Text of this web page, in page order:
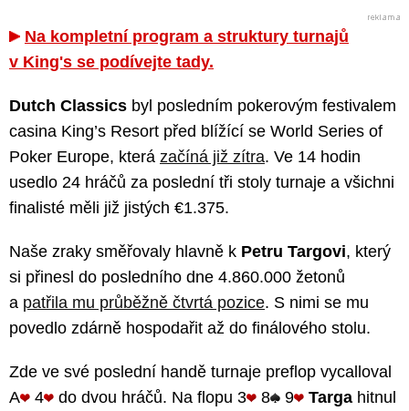
Na kompletní program a struktury turnajů
v King's se podívejte tady.
Dutch Classics byl posledním pokerovým festivalem
casina King’s Resort před blížící se World Series of
Poker Europe, která začíná již zítra. Ve 14 hodin
usedlo 24 hráčů za poslední tři stoly turnaje a všichni
finalisté měli již jistých €1.375.
Naše zraky směřovaly hlavně k Petru Targovi, který
si přinesl do posledního dne 4.860.000 žetonů
a patřila mu průběžně čtvrtá pozice. S nimi se mu
povedlo zdárně hospodařit až do finálového stolu.
Zde ve své poslední handě turnaje preflop vycalloval
A
4 do dvou hráčů. Na flopu 3 8 9 Targa hitnul